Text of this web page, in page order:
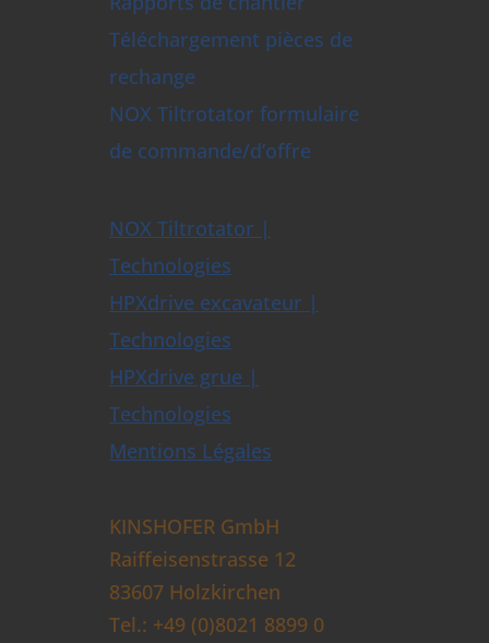
Téléchargement pièces de
rechange
NOX Tiltrotator formulaire
de commande/d’offre
NOX Tiltrotator |
Technologies
HPXdrive excavateur |
Technologies
HPXdrive grue |
Technologies
Mentions Légales
KINSHOFER GmbH
Raiffeisenstrasse 12
83607 Holzkirchen
Tel.: +49 (0)8021 8899 0